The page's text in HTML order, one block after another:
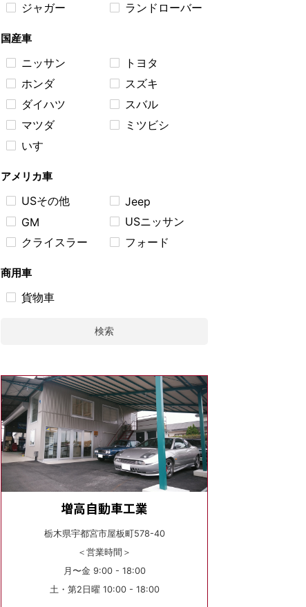
ジャガー ランドローバー
国産車
ニッサン
トヨタ
ホンダ
スズキ
ダイハツ
スバル
マツダ
ミツビシ
いすゞ
アメリカ車
USその他
Jeep
GM
USニッサン
クライスラー
フォード
商用車
貨物車
検索
増高自動車工業
栃木県宇都宮市屋板町578-40
＜営業時間＞
月〜金 9:00 - 18:00
土・第2日曜 10:00 - 18:00